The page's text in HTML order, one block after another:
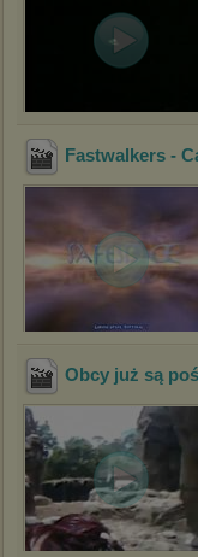
Fastwalkers -
Obcy już są